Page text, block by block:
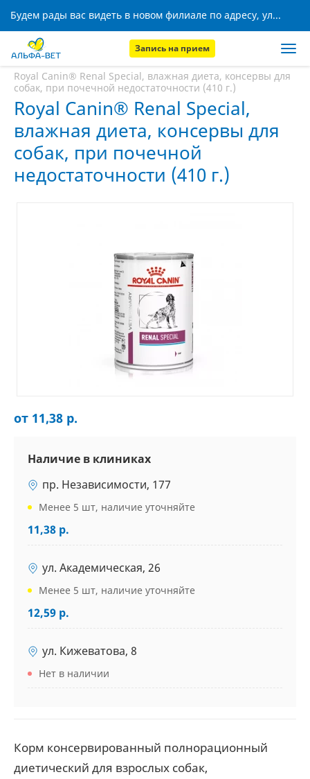
Будем рады вас видеть в новом филиале по адресу, ул. Кижеватова, 8!
Запись на прием
Главная
Royal Canin® Renal Special, влажная диета, консервы для
собак, при почечной недостаточности (410 г.)
Royal Canin® Renal Special,
влажная диета, консервы для
собак, при почечной
недостаточности (410 г.)
от 11,38 р.
Наличие в клиниках
пр. Независимости, 177
Менее 5 шт, наличие уточняйте
11,38 р.
ул. Академическая, 26
Менее 5 шт, наличие уточняйте
12,59 р.
ул. Кижеватова, 8
Нет в наличии
Корм консервированный полнорационный
диетический для взрослых собак,